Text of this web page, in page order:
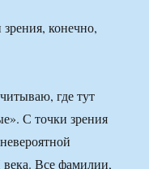
конечно,
где тут
С точки зрения
Все фамилии,